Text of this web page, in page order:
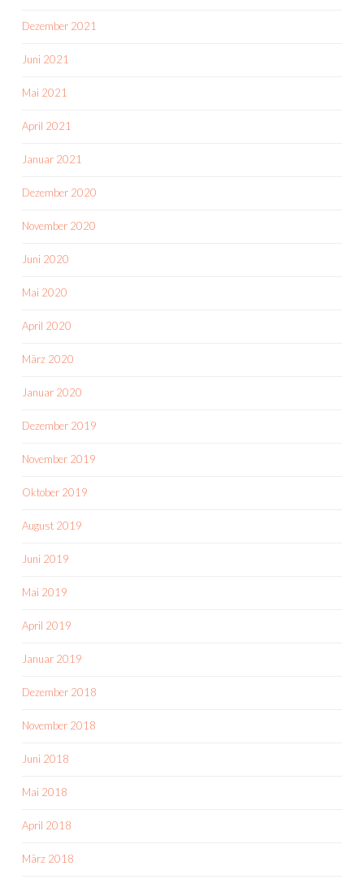
Dezember 2021
Juni 2021
Mai 2021
April 2021
Januar 2021
Dezember 2020
November 2020
Juni 2020
Mai 2020
April 2020
März 2020
Januar 2020
Dezember 2019
November 2019
Oktober 2019
August 2019
Juni 2019
Mai 2019
April 2019
Januar 2019
Dezember 2018
November 2018
Juni 2018
Mai 2018
April 2018
März 2018